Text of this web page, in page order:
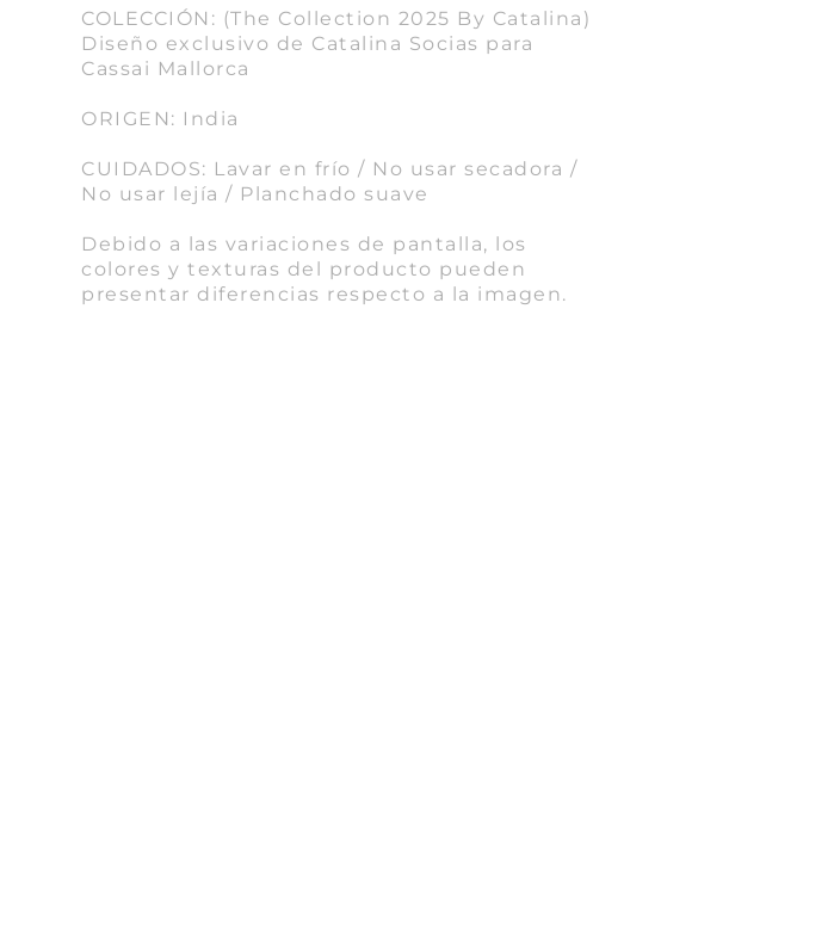
COLECCIÓN: (The Collection 2025 By Catalina)
Diseño exclusivo de Catalina Socias para
Cassai Mallorca
ORIGEN: India
CUIDADOS: Lavar en frío / No usar secadora /
No usar lejía / Planchado suave
Debido a las variaciones de pantalla, los
colores y texturas del producto pueden
presentar diferencias respecto a la imagen.